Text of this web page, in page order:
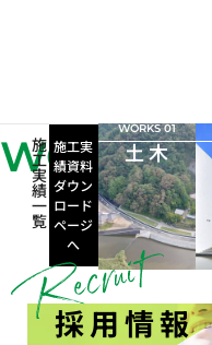
WORKS
施
工
実
績
一
覧
施工実
績資料
ダウン
ロード
ページ
へ
WORKS 01
土 木
採用情報